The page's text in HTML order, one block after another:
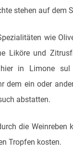
stehen auf dem
wie
Liköre und
in Limone sul
dem ein oder
abstatten.
die Weinreben
Tropfen kosten.